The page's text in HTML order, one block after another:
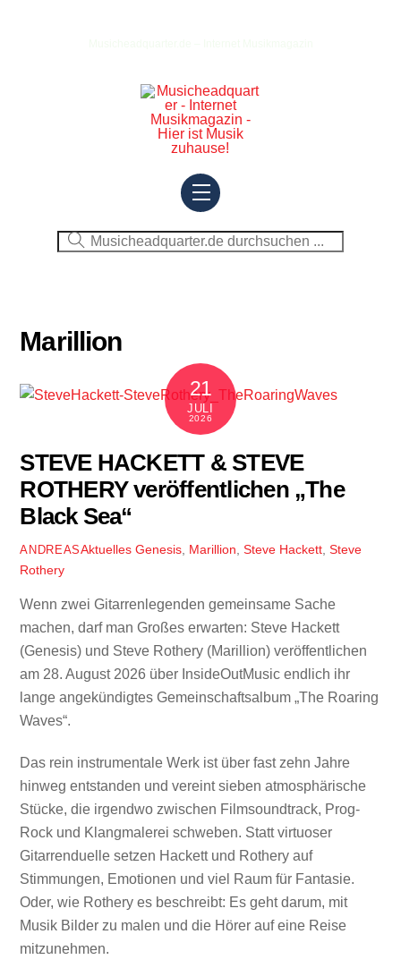
Menu
Marillion
21
JULI
2026
STEVE HACKETT & STEVE
ROTHERY veröffentlichen „The
Black Sea“
ANDREASAktuelles Genesis, Marillion Steve Hackett, Steve
Rothery
Wenn zwei Gitarrenlegenden gemeinsame Sache
machen, darf man Großes erwarten: Steve Hackett
(Genesis) und Steve Rothery (Marillion) veröffentlichen
am 28. August 2026 über InsideOutMusic endlich ihr
lange angekündigtes Gemeinschaftsalbum „The Roaring
Waves“.
Das rein instrumentale Werk ist über fast zehn Jahre
hinweg entstanden und vereint sieben atmosphärische
Stücke, die irgendwo zwischen Filmsoundtrack, Prog-
Rock und Klangmalerei schweben. Statt virtuoser
Gitarrenduelle setzen Hackett und Rothery auf
Stimmungen, Emotionen und viel Raum für Fantasie.
Oder, wie Rothery es beschreibt: Es geht darum, mit
Musik Bilder zu malen und die Hörer auf eine Reise
mitzunehmen.